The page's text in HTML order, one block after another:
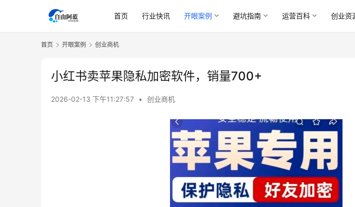
首页 行业快讯 开眼案例 避坑指南 运营百科 创业资
首页 开眼案例 创业商机
小红书卖苹果隐私加密软件，销量700+
2026-02-13 下午11:27:57 • 创业商机